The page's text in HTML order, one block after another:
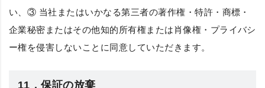
い、③ 当社またはいかなる第三者の著作権・特許・商標・
企業秘密またはその他知的所有権または肖像権・プライバシ
ー権を侵害しないことに同意していただきます。
11．保証の放棄